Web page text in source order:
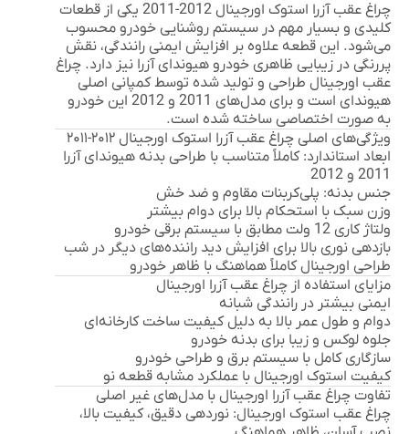
چراغ عقب آزرا استوک اورجینال 2012-2011
یکی از قطعات
کلیدی و بسیار مهم در سیستم روشنایی خودرو محسوب
می‌شود. این قطعه علاوه بر افزایش ایمنی رانندگی، نقش
پررنگی در زیبایی ظاهری خودرو هیوندای آزرا نیز دارد. چراغ
عقب اورجینال طراحی و تولید شده توسط کمپانی اصلی
هیوندای است و برای مدل‌های 2011 و 2012 این خودرو
به صورت اختصاصی ساخته شده است.
ویژگی‌های اصلی چراغ عقب آزرا استوک اورجینال ۲۰۱۲-۲۰۱۱
ابعاد استاندارد: کاملاً متناسب با طراحی بدنه هیوندای آزرا
2011 و 2012
جنس بدنه: پلی‌کربنات مقاوم و ضد خش
وزن سبک با استحکام بالا برای دوام بیشتر
ولتاژ کاری 12 ولت
مطابق با سیستم برقی خودرو
بازدهی نوری بالا برای افزایش دید راننده‌های دیگر در شب
طراحی اورجینالکاملاً هماهنگ با ظاهر خودرو
مزایای استفاده از چراغ عقب آزرا اورجینال
ایمنی بیشتر در رانندگی شبانه
دوام و طول عمر بالا به دلیل کیفیت ساخت کارخانه‌ای
جلوه لوکس و زیبا برای بدنه خودرو
سازگاری کامل با سیستم برق و طراحی خودرو
کیفیت استوک اورجینال با عملکرد مشابه قطعه نو
تفاوت چراغ عقب آزرا اورجینال با مدل‌های غیر اصلی
چراغ عقب استوک اورجینال: نوردهی دقیق، کیفیت بالا،